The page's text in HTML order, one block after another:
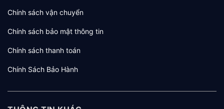
Chính sách vận chuyển
Chính sách bảo mật thông tin
Chính sách thanh toán
Chính Sách Bảo Hành